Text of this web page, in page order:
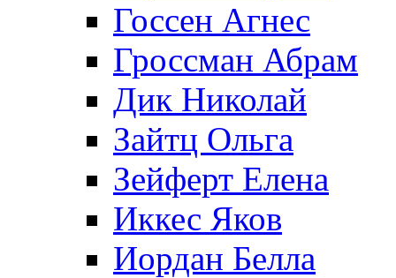
Госсен Агнес
Гроссман Абрам
Дик Николай
Зайтц Ольга
Зейферт Елена
Иккес Яков
Иордан Белла